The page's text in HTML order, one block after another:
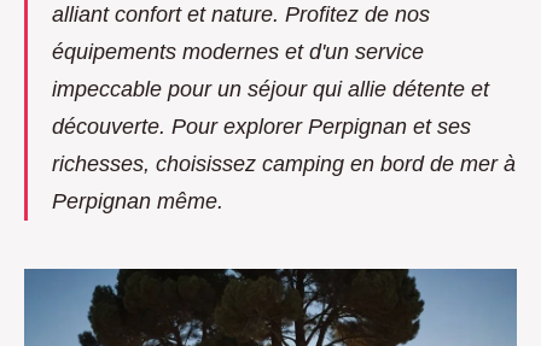
alliant confort et nature. Profitez de nos
équipements modernes et d'un service
impeccable pour un séjour qui allie détente et
découverte. Pour explorer Perpignan et ses
richesses, choisissez camping en bord de mer à
Perpignan même.